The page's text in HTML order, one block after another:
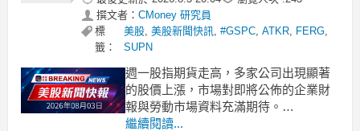
撰文者： CMoney 研究員
標
籤：
美股, 美股新聞快訊, #GSPC, ATKR, FERG,
SUPN
週一股指期貨走高，多家公司出現顯著
的股價上漲，市場對即將公佈的企業財
報與勞動市場資料充滿期待。
.badgeprice-container {
繼續閱讀...